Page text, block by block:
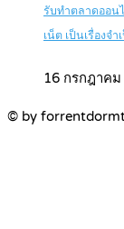
รับทำตลาดออน
เน็ต เป็นเรื่องจ
16 กรกฎาค
© by